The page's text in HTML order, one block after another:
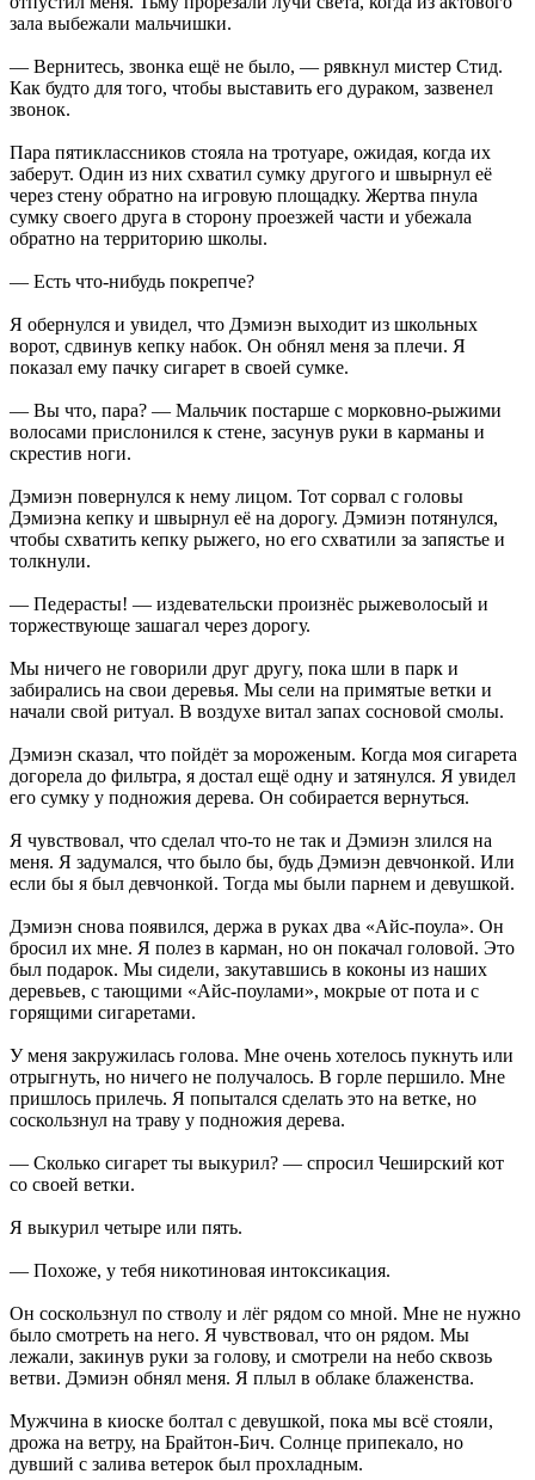
зала выбежали мальчишки.
— Вернитесь, звонка ещё не было, — рявкнул мистер Стид.
Как будто для того, чтобы выставить его дураком, зазвенел
звонок.
Пара пятиклассников стояла на тротуаре, ожидая, когда их
заберут. Один из них схватил сумку другого и швырнул её
через стену обратно на игровую площадку. Жертва пнула
сумку своего друга в сторону проезжей части и убежала
обратно на территорию школы.
— Есть что-нибудь покрепче?
Я обернулся и увидел, что Дэмиэн выходит из школьных
ворот, сдвинув кепку набок. Он обнял меня за плечи. Я
показал ему пачку сигарет в своей сумке.
— Вы что, пара? — Мальчик постарше с морковно-рыжими
волосами прислонился к стене, засунув руки в карманы и
скрестив ноги.
Дэмиэн повернулся к нему лицом. Тот сорвал с головы
Дэмиэна кепку и швырнул её на дорогу. Дэмиэн потянулся,
чтобы схватить кепку рыжего, но его схватили за запястье и
толкнули.
— Педерасты! — издевательски произнёс рыжеволосый и
торжествующе зашагал через дорогу.
Мы ничего не говорили друг другу, пока шли в парк и
забирались на свои деревья. Мы сели на примятые ветки и
начали свой ритуал. В воздухе витал запах сосновой смолы.
Дэмиэн сказал, что пойдёт за мороженым. Когда моя сигарета
догорела до фильтра, я достал ещё одну и затянулся. Я увидел
его сумку у подножия дерева. Он собирается вернуться.
Я чувствовал, что сделал что-то не так и Дэмиэн злился на
меня. Я задумался, что было бы, будь Дэмиэн девчонкой. Или
если бы я был девчонкой. Тогда мы были парнем и девушкой.
Дэмиэн снова появился, держа в руках два «Айс-поула». Он
бросил их мне. Я полез в карман, но он покачал головой. Это
был подарок. Мы сидели, закутавшись в коконы из наших
деревьев, с тающими «Айс-поулами», мокрые от пота и с
горящими сигаретами.
У меня закружилась голова. Мне очень хотелось пукнуть или
отрыгнуть, но ничего не получалось. В горле першило. Мне
пришлось прилечь. Я попытался сделать это на ветке, но
соскользнул на траву у подножия дерева.
— Сколько сигарет ты выкурил? — спросил Чеширский кот
со своей ветки.
Я выкурил четыре или пять.
— Похоже, у тебя никотиновая интоксикация.
Он соскользнул по стволу и лёг рядом со мной. Мне не нужно
было смотреть на него. Я чувствовал, что он рядом. Мы
лежали, закинув руки за голову, и смотрели на небо сквозь
ветви. Дэмиэн обнял меня. Я плыл в облаке блаженства.
Мужчина в киоске болтал с девушкой, пока мы всё стояли,
дрожа на ветру, на Брайтон-Бич. Солнце припекало, но
дувший с залива ветерок был прохладным.